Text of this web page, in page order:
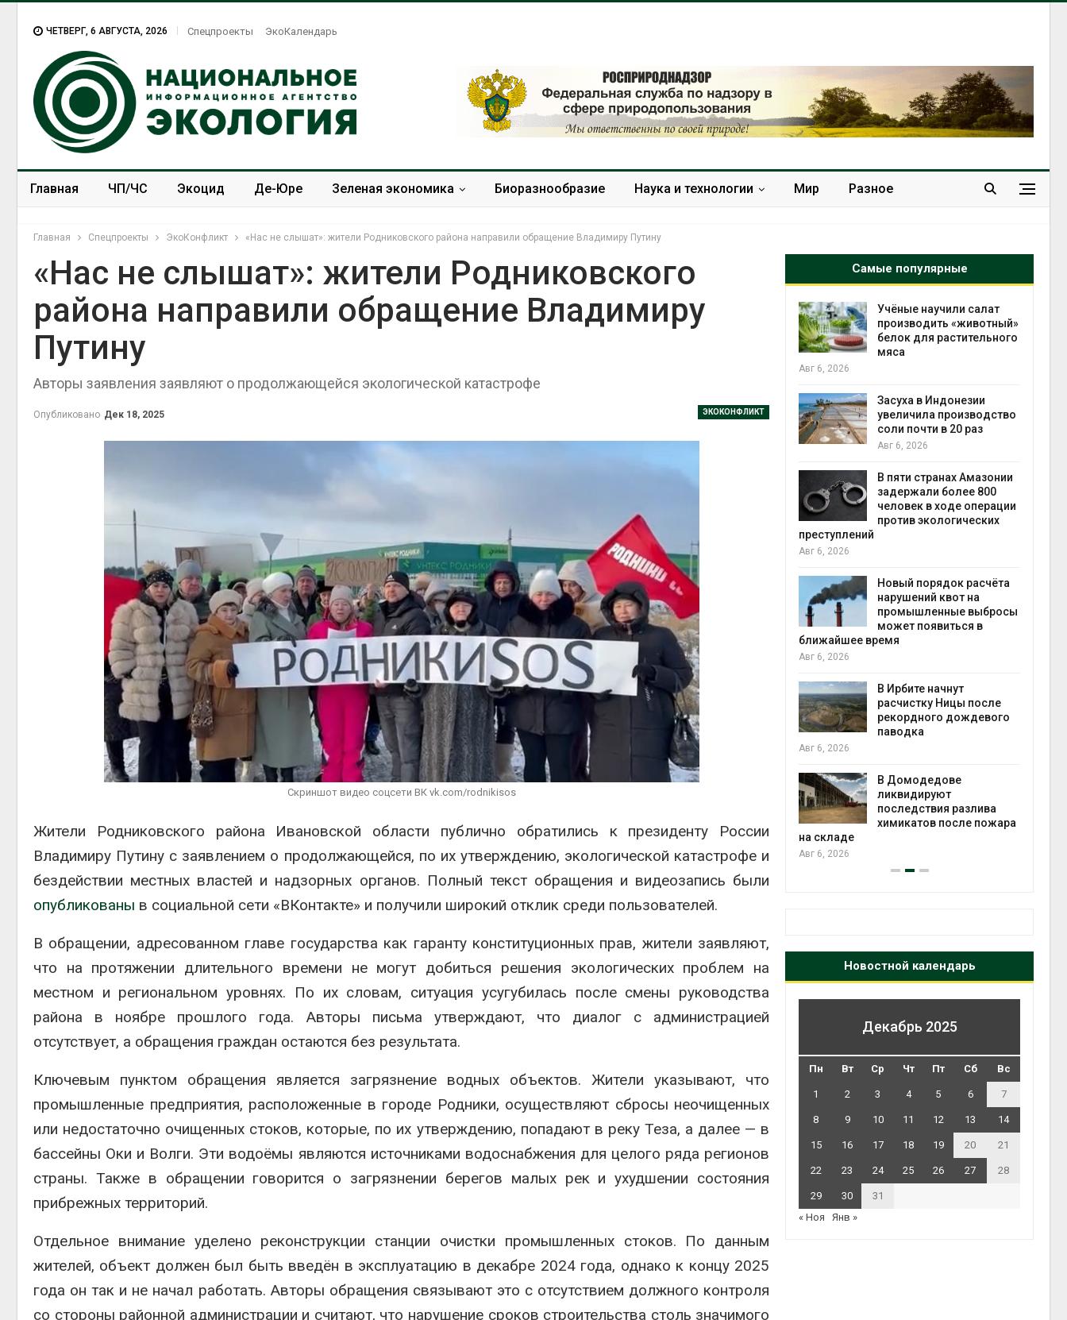
ЧЕТВЕРГ, 6 АВГУСТА, 2026 Спецпроекты ЭкоКалендарь
Главная ЧП/ЧС Экоцид Де-Юре Зеленая экономика Биоразнообразие Наука и технологии Мир Разное
Главная Спецпроекты ЭкоКонфликт «Нас не слышат»: жители Родниковского района направили обращение Владимиру Путину
«Нас не слышат»: жители Родниковского
района направили обращение Владимиру
Путину
Авторы заявления заявляют о продолжающейся экологической катастрофе
ЭКОКОНФЛИКТ
Опубликовано Дек 18, 2025
Скриншот видео соцсети ВК vk.com/rodnikisos
Жители Родниковского района Ивановской области публично обратились к президенту России
Владимиру Путину с заявлением о продолжающейся, по их утверждению, экологической катастрофе и
бездействии местных властей и надзорных органов. Полный текст обращения и видеозапись были
опубликованы в социальной сети «ВКонтакте» и получили широкий отклик среди пользователей.
В обращении, адресованном главе государства как гаранту конституционных прав, жители заявляют,
что на протяжении длительного времени не могут добиться решения экологических проблем на
местном и региональном уровнях. По их словам, ситуация усугубилась после смены руководства
района в ноябре прошлого года. Авторы письма утверждают, что диалог с администрацией
отсутствует, а обращения граждан остаются без результата.
Ключевым пунктом обращения является загрязнение водных объектов. Жители указывают, что
промышленные предприятия, расположенные в городе Родники, осуществляют сбросы неочищенных
или недостаточно очищенных стоков, которые, по их утверждению, попадают в реку Теза, а далее — в
бассейны Оки и Волги. Эти водоёмы являются источниками водоснабжения для целого ряда регионов
страны. Также в обращении говорится о загрязнении берегов малых рек и ухудшении состояния
прибрежных территорий.
Отдельное внимание уделено реконструкции станции очистки промышленных стоков. По данным
жителей, объект должен был быть введён в эксплуатацию в декабре 2024 года, однако к концу 2025
года он так и не начал работать. Авторы обращения связывают это с отсутствием должного контроля
со стороны районной администрации и считают, что нарушение сроков строительства столь значимого
Самые популярные
Изменение климата
меняет ареалы бабочек
В Австралии снизят
В Кении противников
строительства АЭС
проверяют по статье о
терроризме
Авг 5, 2026
Суд запретил
использовать
крокодилов для охраны
израильской тюрьмы
Авг 5, 2026
Органические яйца
оказались «хуже для
климата»: исследование
показало пределы
экологических расчётов
В китайской провинции
Шэньси из-за паводков
вторсырья
из воздуха с помощью
Авг 6, 2026
Приложение «Экопульс»
для контроля мусорных
площадок запустят в
сентябре
Авг 6, 2026
Европа теряет всё
больше лесной
биомассы из-за засух,
Авг 6, 2026
В горах Карачаево-
Черкесии выявили новые
Авг 6, 2026
Учёные научили салат
производить «животный»
белок для растительного
Засуха в Индонезии
увеличила производство
соли почти в 20 раз
Авг 6, 2026
В пяти странах Амазонии
задержали более 800
человек в ходе операции
против экологических
Новый порядок расчёта
нарушений квот на
промышленные выбросы
может появиться в
ближайшее время
Авг 6, 2026
В Ирбите начнут
расчистку Ницы после
рекордного дождевого
паводка
Авг 6, 2026
В Домодедове
ликвидируют
последствия разлива
химикатов после пожара
на складе
Авг 6, 2026
меняет
по всему
Авг 5, 2026
Авг 5, 2026
экологических расчётов
Авг 5, 2026
Новостной календарь
Декабрь 2025
Пн Вт Ср Чт Пт Сб Вс
1 2 3 4 5 6 7
8 9 10 11 12 13 14
15 16 17 18 19 20 21
22 23 24 25 26 27 28
29 30
31
« Ноя
Янв »